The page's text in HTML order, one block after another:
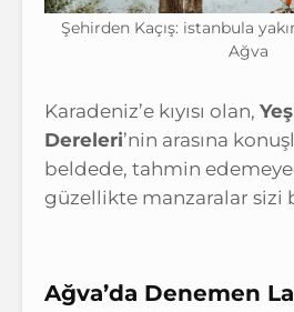
Şehirden Kaçış: istanbula
Ağva
Karadeniz’e kıyısı olan,
Dereleri’nin arasına
beldede, tahmin
güzellikte manzaralar sizi
Ağva’da Denemen